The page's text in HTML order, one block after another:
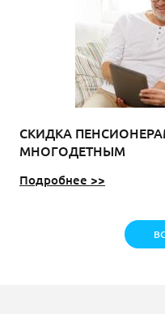
СКИДКА
МНОГОДЕТНЫМ
Подробнее >>